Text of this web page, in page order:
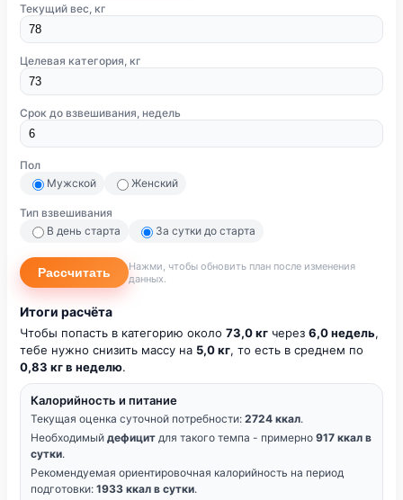
Текущий вес, кг
Целевая категория, кг
Срок до взвешивания, недель
Пол
Мужской
Женский
Тип взвешивания
В день старта
За сутки до старта
Рассчитать
Нажми, чтобы обновить план после изменения
данных.
Итоги расчёта
Чтобы попасть в категорию около 73,0 кг через 6,0 недель,
тебе нужно снизить массу на 5,0 кг, то есть в среднем по
0,83 кг в неделю.
Калорийность и питание
Текущая оценка суточной потребности: 2724 ккал.
Необходимый дефицит для такого темпа - примерно 917 ккал в
сутки.
Рекомендуемая ориентировочная калорийность на период
подготовки: 1933 ккал в сутки.